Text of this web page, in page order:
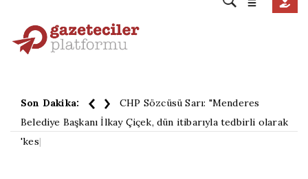
Son Dakika:
CHP Sözcüsü Sarı: "Menderes
Belediye Başkanı İlkay Çiçek, dün itibarıyla tedbirli olarak
'kesin ihraç' talebiyle disipline sevk ed